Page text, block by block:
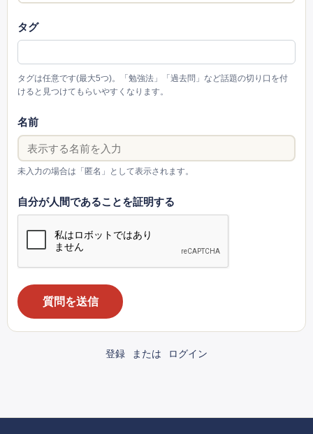
タグ
タグは任意です(最大5つ)。「勉強法」「過去問」など話題の切り口を付
けると見つけてもらいやすくなります。
名前
未入力の場合は「匿名」として表示されます。
自分が人間であることを証明する
質問を送信
登録 または ログイン